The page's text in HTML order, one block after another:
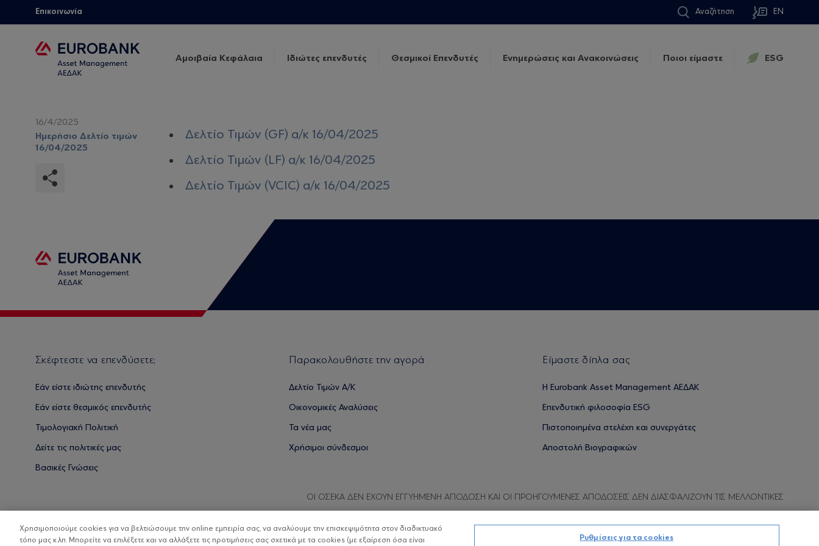
Επικοινωνία Αναζήτηση EN
Αμοιβαία Κεφάλαια Ιδιώτες επενδυτές Θεσμικοί Επενδυτές Ενημερώσεις και Ανακοινώσεις Ποιοι είμαστε ESG
16/4/2025
Ημερήσιο Δελτίο τιμών
16/04/2025
Δελτίο Τιμών (GF) α/κ 16/04/2025
Δελτίο Τιμών (LF) α/κ 16/04/2025
Δελτίο Τιμών (VCIC) α/κ 16/04/2025
Σκέφτεστε να επενδύσετε;
Εάν είστε ιδιώτης επενδυτής
Εάν είστε θεσμικός επενδυτής
Τιμολογιακή Πολιτική
Δείτε τις πολιτικές μας
Βασικές Γνώσεις
Παρακολουθήστε την αγορά
Δελτίο Τιμών Α/Κ
Οικονομικές Αναλύσεις
Τα νέα μας
Χρήσιμοι σύνδεσμοι
Είμαστε δίπλα σας
H Eurobank Asset Management ΑΕΔΑΚ
Επενδυτική φιλοσοφία ESG
Πιστοποιημένα στελέχη και συνεργάτες
Αποστολή Βιογραφικών
ΟΙ ΟΣΕΚΑ ΔΕΝ ΕΧΟΥΝ ΕΓΓΥΗΜΕΝΗ ΑΠΟΔΟΣΗ ΚΑΙ ΟΙ ΠΡΟΗΓΟΥΜΕΝΕΣ ΑΠΟΔΟΣΕΙΣ ΔΕΝ ΔΙΑΣΦΑΛΙΖΟΥΝ ΤΙΣ ΜΕΛΛΟΝΤΙΚΕΣ
Χρησιμοποιούμε cookies για να βελτιώσουμε την online εμπειρία σας, να αναλύουμε την επισκεψιμότητα στον διαδικτυακό
τόπο μας κ.λπ. Μπορείτε να επιλέξετε και να αλλάξετε τις προτιμήσεις σας σχετικά με τα cookies (με εξαίρεση όσα είναι
Ρυθμίσεις για τα cookies